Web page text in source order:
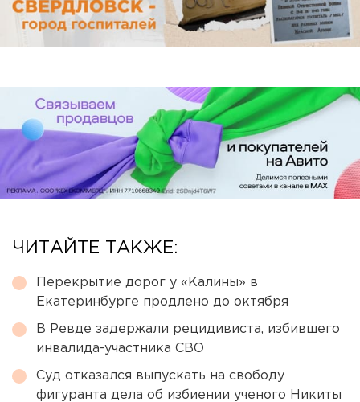
ЧИТАЙТЕ ТАКЖЕ:
Перекрытие дорог у «Калины» в
Екатеринбурге продлено до октября
В Ревде задержали рецидивиста, избившего
инвалида-участника СВО
Суд отказался выпускать на свободу
фигуранта дела об избиении ученого Никиты